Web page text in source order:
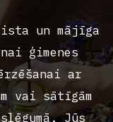
un mājīga
ģimenes
ar
vai sātīgām
Jūs